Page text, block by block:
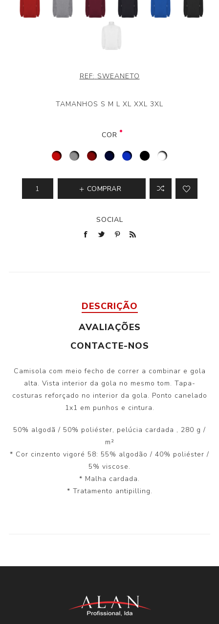
REF: SWEANETO
TAMANHOS S M L XL XXL 3XL
COR
COMPRAR
SOCIAL
DESCRIÇÃO
AVALIAÇÕES
CONTACTE-NOS
Camisola com meio fecho de correr a combinar e gola
alta. Vista interior da gola no mesmo tom. Tapa-
costuras reforçado no interior da gola. Ponto canelado
1x1 em punhos e cintura.
50% algodã / 50% poliéster, pelúcia cardada , 280 g /
m²
* Cor cinzento vigoré 58: 55% algodão / 40% poliéster /
5% viscose.
* Malha cardada.
* Tratamento antipilling.